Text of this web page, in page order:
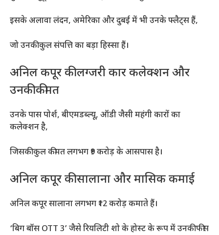
इसके अलावा लंदन, अमेरिका और दुबई में भी उनके फ्लैट्स हैं,
जो उनकी कुल संपत्ति का बड़ा हिस्सा हैं।
अनिल कपूर की लग्जरी कार कलेक्शन और
उनकी कीमत
उनके पास पोर्श, बीएमडब्ल्यू, ऑडी जैसी महंगी कारों का
कलेक्शन है,
जिसकी कुल कीमत लगभग ₹9 करोड़ के आसपास है।
अनिल कपूर की सालाना और मासिक कमाई
अनिल कपूर सालाना लगभग ₹12 करोड़ कमाते हैं।
‘बिग बॉस OTT 3’ जैसे रियलिटी शो के होस्ट के रूप में उनकी फीस